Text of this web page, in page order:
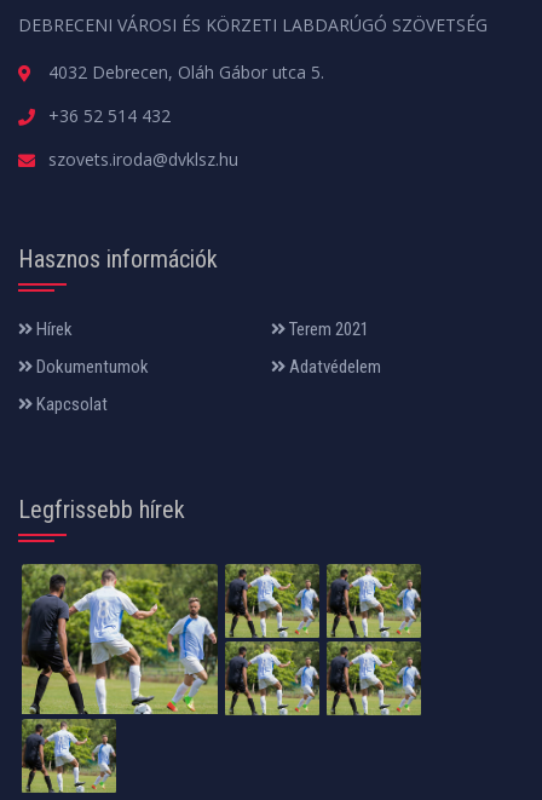
DEBRECENI VÁROSI ÉS KÖRZETI LABDARÚGÓ SZÖVETSÉG
4032 Debrecen, Oláh Gábor utca 5.
+36 52 514 432
szovets.iroda@dvklsz.hu
Hasznos információk
Hírek
Terem 2021
Dokumentumok
Adatvédelem
Kapcsolat
Legfrissebb hírek